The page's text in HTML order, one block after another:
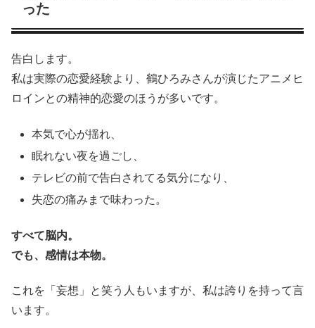
った
告白します。
私は実際の恋愛経験より、鶴ひろみさんが演じたアニメヒ
ロインとの精神的恋愛のほうが多いです。
本気で心が揺れ、
眠れない夜を過ごし、
テレビの前で告白されてる気分になり、
失恋の痛みまで味わった。
すべて脳内。
でも、感情は本物。
これを「妄想」と笑う人もいますが、私は誇りを持って言
います。